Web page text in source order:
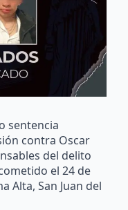
sentencia
contra Oscar
del delito
el 24 de
Alta, San Juan del